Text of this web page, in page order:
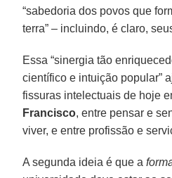
“sabedoria dos povos que
terra” – incluindo, é claro,
Essa “sinergia tão
científico e intuição popular”
fissuras intelectuais de hoje
Francisco, entre pensar e
viver, e entre profissão e
A segunda ideia é que a